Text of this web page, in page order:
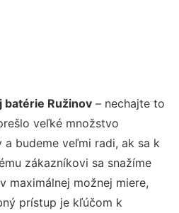
batérie Ružinov – nechajte to
veľké množstvo
budeme veľmi radi, ak sa k
zákazníkovi sa snažíme
maximálnej možnej miere,
prístup je kľúčom k